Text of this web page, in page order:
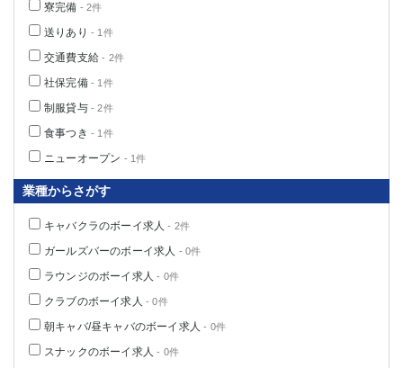
寮完備 - 2件
送りあり - 1件
交通費支給 - 2件
社保完備- 1件
制服貸与- 2件
食事つき - 1件
ニューオープン - 1件
業種からさがす
キャバクラのボーイ求人 - 2件
ガールズバーのボーイ求人 - 0件
ラウンジのボーイ求人 - 0件
クラブのボーイ求人 - 0件
朝キャバ/昼キャバのボーイ求人 - 0件
スナックのボーイ求人 - 0件